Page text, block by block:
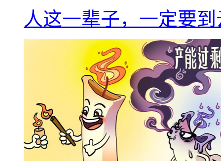
人这一辈子，一定要